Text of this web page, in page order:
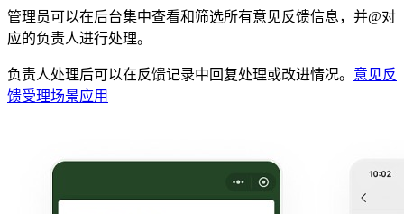
管理员可以在后台集中查看和筛选所有意见反馈信息，并@对
应的负责人进行处理。
负责人处理后可以在反馈记录中回复处理或改进情况。 意见反
馈受理场景应用